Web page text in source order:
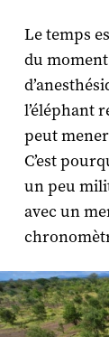
Le temps
du
l’éléphant
peut
C’est
un peu
avec un